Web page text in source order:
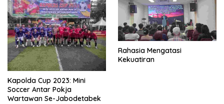
Kapolda Cup 2023: Mini
Soccer Antar Pokja
Wartawan Se-Jabodetabek
Rahasia Mengatasi
Kekuatiran